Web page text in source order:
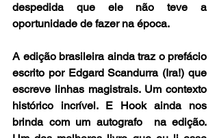
despedida que ele não teve a
oportunidade de fazer na época.
A edição brasileira ainda traz o prefácio
escrito por Edgard Scandurra (Ira!) que
escreve linhas magistrais. Um contexto
histórico incrível. E Hook ainda nos
brinda com um autografo  na edição.